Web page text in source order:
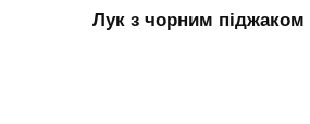
Лук з чорним піджаком